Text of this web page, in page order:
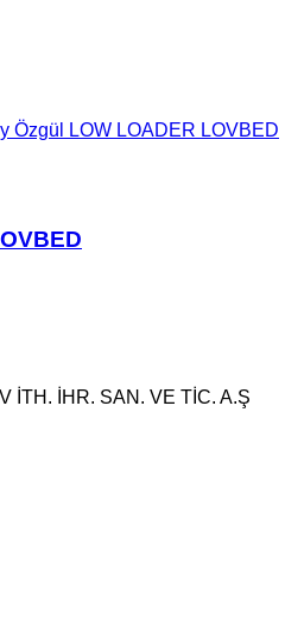
Özgül LOW LOADER LOVBED
İTH. İHR. SAN. VE TİC. A.Ş